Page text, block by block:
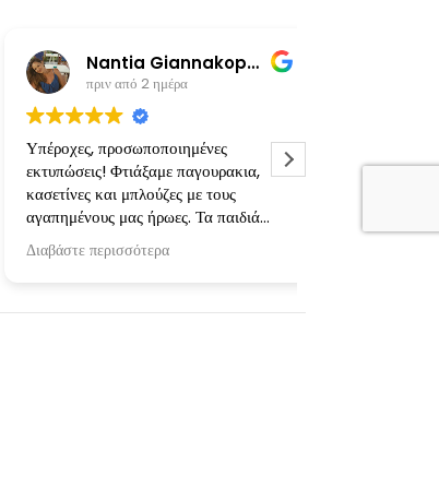
Nantia Giannakopoulou
πριν από 2 ημέρα
Υπέροχες, προσωποποιημένες
εκτυπώσεις! Φτιάξαμε παγουρακια,
κασετίνες και μπλούζες με τους
αγαπημένους μας ήρωες. Τα παιδιά
ενθουσιάστηκαν!
Επιπλέον σημαντική πληροφορία: οι
στους 30 και στους 40 βαθμούς και
Διαβάστε περισσότερα
ευγενέστατη